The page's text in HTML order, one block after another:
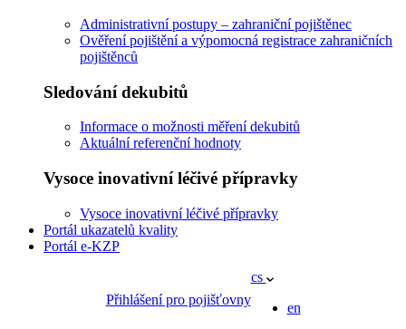
Administrativní postupy – zahraniční pojištěnec
Ověření pojištění a výpomocná registrace zahraničních
pojištěnců
Sledování dekubitů
Informace o možnosti měření dekubitů
Aktuální referenční hodnoty
Vysoce inovativní léčivé přípravky
Vysoce inovativní léčivé přípravky
Portál ukazatelů kvality
Portál e-KZP
Přihlášení pro pojišťovny
cs
en